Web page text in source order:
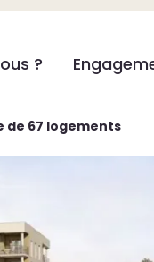
?
de 67 logements